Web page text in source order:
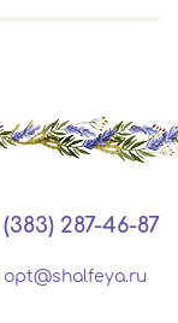
(383) 287-46-87
opt@shalfeya.ru